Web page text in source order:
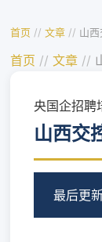
首页 // 文章 // 山
首页 // 文章 //
央国企招聘
山西交
最后更